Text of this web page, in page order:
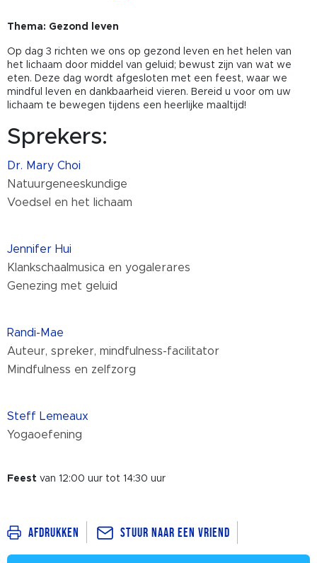
Thema: Gezond leven
Op dag 3 richten we ons op gezond leven en het helen van
het lichaam door middel van geluid; bewust zijn van wat we
eten. Deze dag wordt afgesloten met een feest, waar we
mindful leven en dankbaarheid vieren. Bereid u voor om uw
lichaam te bewegen tijdens een heerlijke maaltijd!
Sprekers:
Dr. Mary Choi
Natuurgeneeskundige
Voedsel en het lichaam
Jennifer Hui
Klankschaalmusica en yogalerares
Genezing met geluid
Randi-Mae
Auteur, spreker, mindfulness-facilitator
Mindfulness en zelfzorg
Steff Lemeaux
Yogaoefening
Feest van 12:00 uur tot 14:30 uur
Afdrukken Stuur naar een vriend